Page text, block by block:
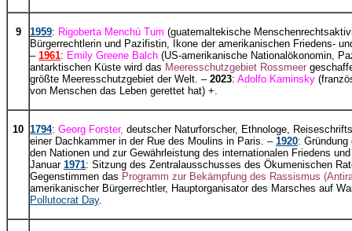
9 1959: Rigoberta Menchú Tum (guatemaltekische
Bürgerrechtlerin und Pazifistin, Ikone der amerikanischen Friedens-
– 1961: Emily Greene Balch (US-amerikanische Nationalökonomin,
antarktischen Küste wird das Meeresschutzgebiet Rossmeer
größte Meeresschutzgebiet der Welt. – 2023: Adolfo Kaminsky
von Menschen das Leben gerettet hat) +.
10 1794: Georg Forster, deutscher Naturforscher, Ethnologe,
einer Dachkammer in der Rue des Moulins in Paris. – 1920:
den Nationen und zur Gewährleistung des internationalen Friedens
Januar 1971: Sitzung des Zentralausschusses des Ökumenischen
Gegenstimmen das Programm zur Bekämpfung des Rassismus
amerikanischer Bürgerrechtler, Hauptorganisator des Marsches auf
Pollutocrat Day.